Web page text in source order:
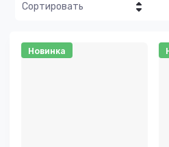
Сортировать
Цена -
Новинка